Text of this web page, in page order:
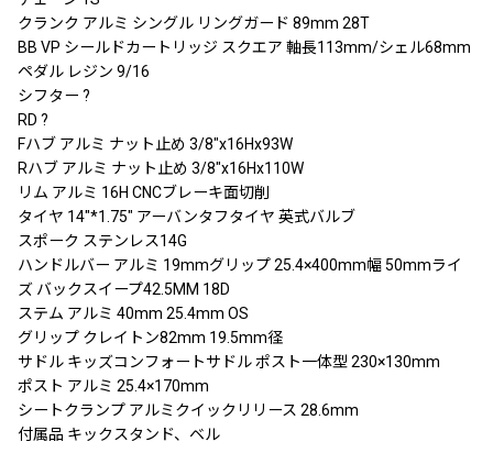
クランク アルミ シングル リングガード 89mm 28T
BB VP シールドカートリッジ スクエア 軸長113mm/シェル68mm
ペダル レジン 9/16
シフター ?
RD ?
Fハブ アルミ ナット止め 3/8″x16Hx93W
Rハブ アルミ ナット止め 3/8″x16Hx110W
リム アルミ 16H CNCブレーキ面切削
タイヤ 14″*1.75″ アーバンタフタイヤ 英式バルブ
スポーク ステンレス14G
ハンドルバー アルミ 19mmグリップ 25.4×400mm幅 50mmライ
ズ バックスイープ42.5MM 18D
ステム アルミ 40mm 25.4mm OS
グリップ クレイトン82mm 19.5mm径
サドル キッズコンフォートサドル ポスト一体型 230×130mm
ポスト アルミ 25.4×170mm
シートクランプ アルミクイックリリース 28.6mm
付属品 キックスタンド、ベル